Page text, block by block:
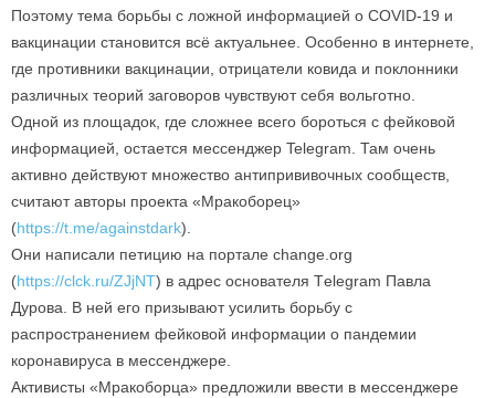
Поэтому тема борьбы с ложной информацией о COVID-19 и
вакцинации становится всё актуальнее. Особенно в интернете,
где противники вакцинации, отрицатели ковида и поклонники
различных теорий заговоров чувствуют себя вольготно.
Одной из площадок, где сложнее всего бороться с фейковой
информацией, остается мессенджер Telegram. Там очень
активно действуют множество антипрививочных сообществ,
считают авторы проекта «Мракоборец»
(https://t.me/againstdark).
Они написали петицию на портале change.org
(https://clck.ru/ZJjNT) в адрес основателя Тelegram Павла
Дурова. В ней его призывают усилить борьбу с
распространением фейковой информации о пандемии
коронавируса в мессенджере.
Активисты «Мракоборца» предложили ввести в мессенджере